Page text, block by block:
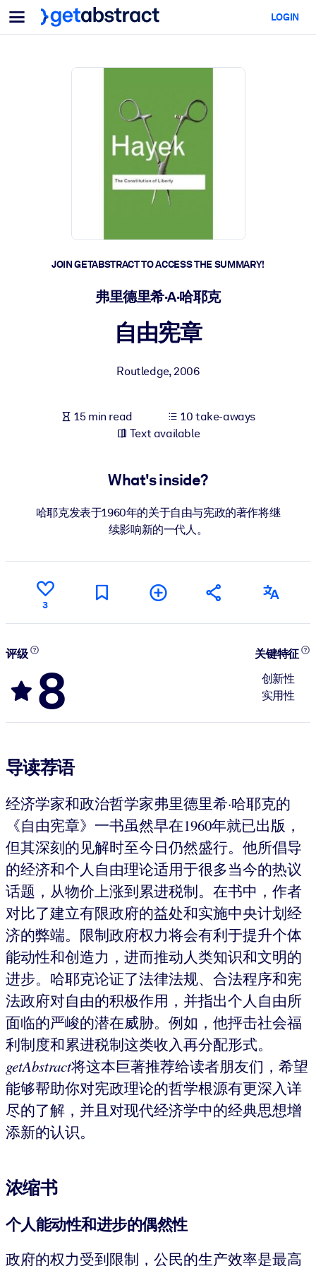
Menu
For Teams & Leaders
AI Upskilling
Leadership Development
Prepare your leaders for the next era of work.
Make it easy for teams to learn together, solve real problems, and
Build a healthier, more resilient workforce.
For Corporate Libraries
Fuel your AI systems with reliable, structured knowledge to
For AI Systems
LOGIN
JOIN GETABSTRACT TO ACCESS THE SUMMARY!
弗里德里希·A·哈耶克
自由宪章
Routledge,2006
15 min read
10 take-aways
Text available
What's inside?
哈耶克发表于1960年的关于自由与宪政的著作将继
续影响新的一代人。
3
评级
8
关键特征
创新性
实用性
导读荐语
经济学家和政治哲学家弗里德里希·哈耶克的
《自由宪章》一书虽然早在1960年就已出版，
但其深刻的见解时至今日仍然盛行。他所倡导
的经济和个人自由理论适用于很多当今的热议
话题，从物价上涨到累进税制。在书中，作者
对比了建立有限政府的益处和实施中央计划经
济的弊端。限制政府权力将会有利于提升个体
能动性和创造力，进而推动人类知识和文明的
进步。哈耶克论证了法律法规、合法程序和宪
法政府对自由的积极作用，并指出个人自由所
面临的严峻的潜在威胁。例如，他抨击社会福
利制度和累进税制这类收入再分配形式。
getAbstract将这本巨著推荐给读者朋友们，希望
能够帮助你对宪政理论的哲学根源有更深入详
尽的了解，并且对现代经济学中的经典思想增
添新的认识。
浓缩书
个人能动性和进步的偶然性
政府的权力受到限制，公民的生产效率是最高